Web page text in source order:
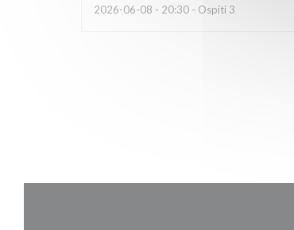
2026-06-08 - 20:30 - Ospiti 3